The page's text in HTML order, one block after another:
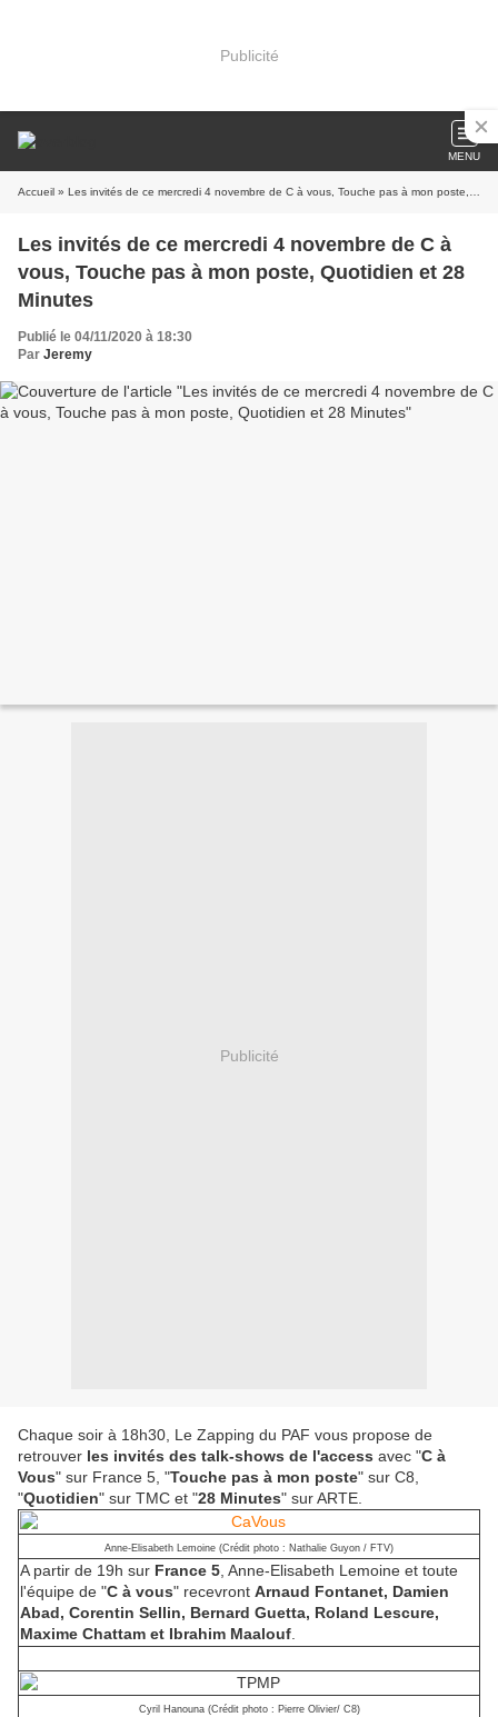
Publicité
MENU
Accueil » Les invités de ce mercredi 4 novembre de C à vous, Touche pas à mon poste, Quotidien et 28 Minutes
Les invités de ce mercredi 4 novembre de C à
vous, Touche pas à mon poste, Quotidien et 28
Minutes
Publié le 04/11/2020 à 18:30
Par Jeremy
Publicité
Chaque soir à 18h30, Le Zapping du PAF vous propose de
retrouver les invités des talk-shows de l'access avec "C à
Vous" sur France 5, "Touche pas à mon poste" sur C8,
"Quotidien" sur TMC et "28 Minutes" sur ARTE.
Anne-Elisabeth Lemoine (Crédit photo : Nathalie Guyon / FTV)
A partir de 19h sur France 5 , Anne-Elisabeth Lemoine et toute
l'équipe de "C à vous" recevront Arnaud Fontanet, Damien
Abad, Corentin Sellin, Bernard Guetta, Roland Lescure,
Maxime Chattam et Ibrahim Maalouf
Cyril Hanouna (Crédit photo : Pierre Olivier/ C8)